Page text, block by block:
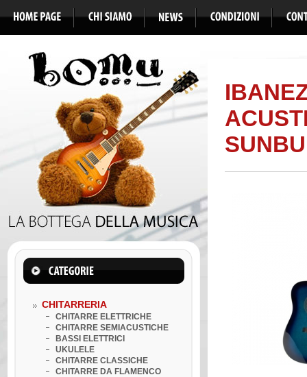
CHITARRERIA
CHITARRE ELETTRICHE
CHITARRE SEMIACUSTICHE
BASSI ELETTRICI
UKULELE
CHITARRE CLASSICHE
CHITARRE DA FLAMENCO